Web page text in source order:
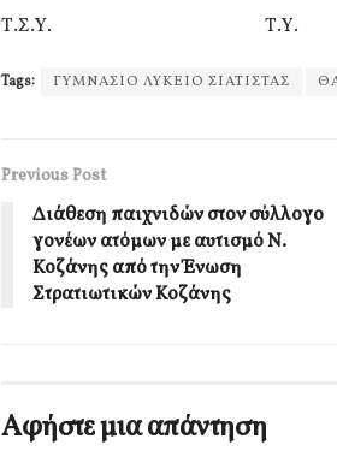
Τ.Σ.Υ. Τ.Υ.
Tags: ΓΥΜΝΑΣΙΟ ΛΥΚΕΙΟ ΣΙΑΤΙΣΤΑΣ
Previous Post
Διάθεση παιχνιδών στον σύλλογο
γονέων ατόμων με αυτισμό Ν.
Κοζάνης από την Ένωση
Στρατιωτικών Κοζάνης
Αφήστε μια απάντηση